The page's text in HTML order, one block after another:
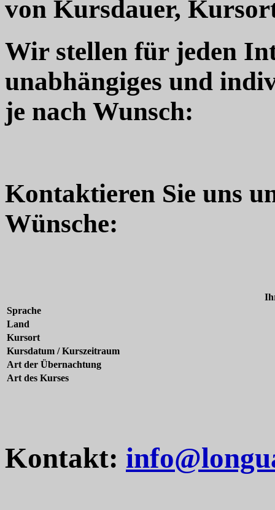
von Kursdauer,
Wir stellen für jeden
unabhängiges und
je nach Wunsch:
Kontaktieren Sie uns
Wünsche:
Sprache
Land
Kursort
Kursdatum / Kurszeitraum
Art der Übernachtung
Art des Kurses
Kontakt: